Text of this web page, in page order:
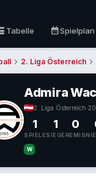
Tabelle calendar_monthSpielplan
chevron_right 2. Liga Österreich chevron_right
Admira
2. Liga Österreich
1
SPIELE
1
SIEGE
0
REMIS
W